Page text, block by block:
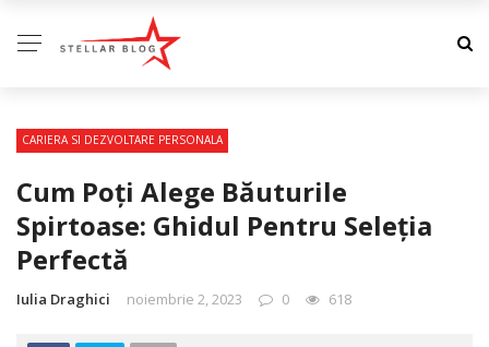
CARIERA SI DEZVOLTARE PERSONALA
Cum Poți Alege Băuturile
Spirtoase: Ghidul Pentru Seleția
Perfectă
Iulia Draghici noiembrie 2, 2023 0 618